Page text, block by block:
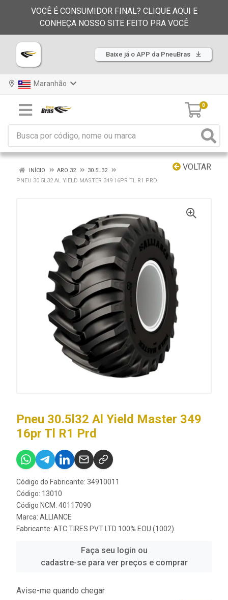
VOCÊ É CONSUMIDOR FINAL? CLIQUE AQUI E
CONHEÇA NOSSO SITE FEITO PRA VOCÊ
Baixe já o APP da PneuBras
Maranhão
0
VOLTAR
INÍCIO ARO 32
30.5L32
PNEU 30.5L32 AL YIELD MASTER 349 16PR TL R1 PRD
Pneu 30.5l32 Al Yield Master 349
16pr Tl R1 Prd
Código do Fabricante: 34910011
Código: 13010
Código NCM: 40117090
Marca: ALLIANCE
Fabricante: ATC TIRES PVT LTD 100% EOU (1002)
Faça seu login ou
cadastre-se para ver preços e comprar
Avise-me quando chegar